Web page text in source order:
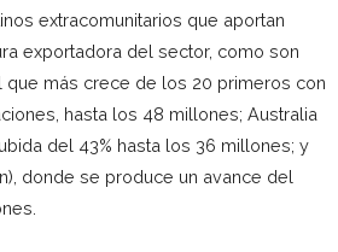
extracomunitarios que aportan
exportadora del sector, como son
que más crece de los 20 primeros con
hasta los 48 millones; Australia
del 43% hasta los 36 millones; y
donde se produce un avance del